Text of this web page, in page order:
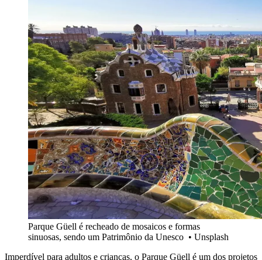
Parque Güell é recheado de mosaicos e formas
sinuosas, sendo um Patrimônio da Unesco • Unsplash
Imperdível para adultos e crianças, o Parque Güell é um dos projetos